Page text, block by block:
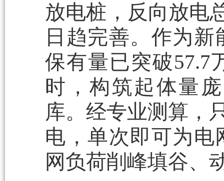
放电桩，反向放电
日趋完善。作为
保有量已突破57.7
时，构筑起体量
库。经专业测算，
电，单次即可为电
网负荷削峰填谷、